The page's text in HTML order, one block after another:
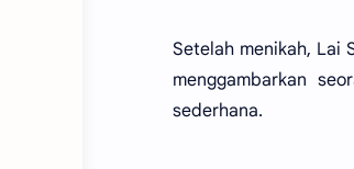
Setelah menikah, Lai
menggambarkan
sederhana.